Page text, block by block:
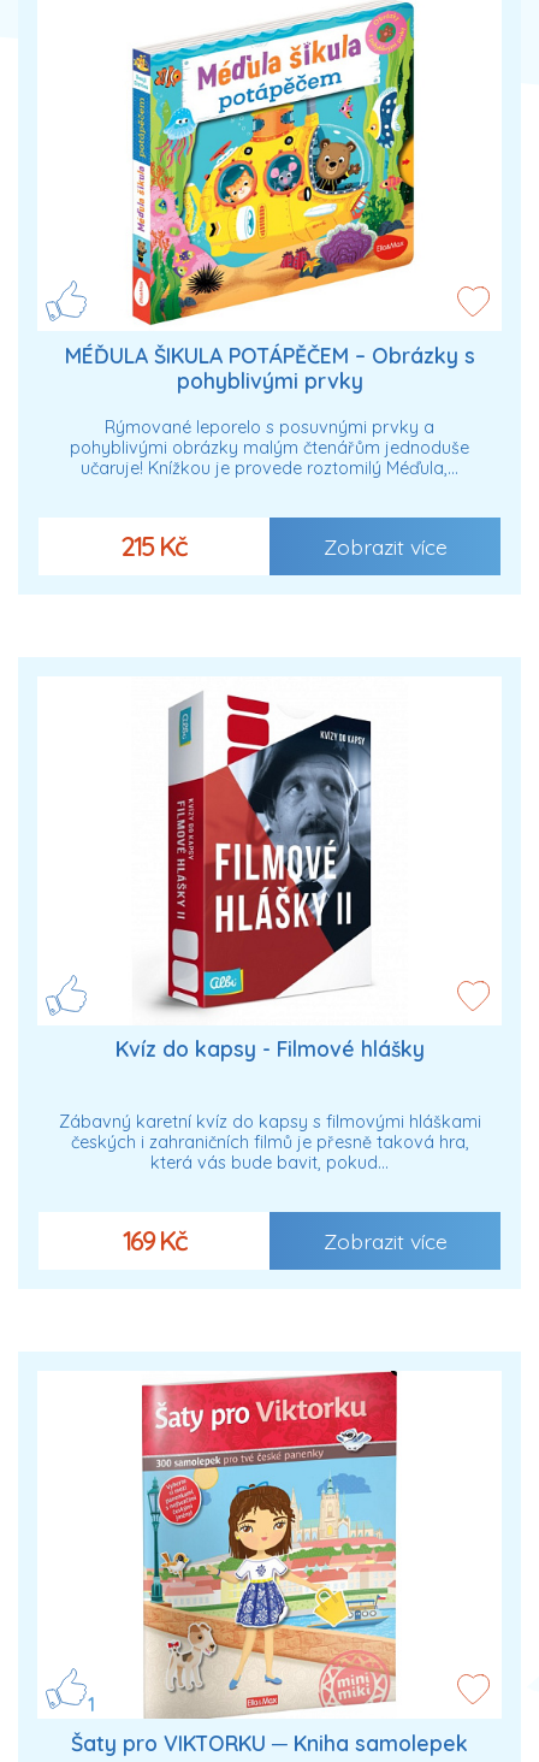
MÉĎULA ŠIKULA POTÁPĚČEM – Obrázky s
pohyblivými prvky
Rýmované leporelo s posuvnými prvky a
pohyblivými obrázky malým čtenářům jednoduše
učaruje! Knížkou je provede roztomilý Méďula,…
215 Kč Zobrazit více
Kvíz do kapsy - Filmové hlášky
Zábavný karetní kvíz do kapsy s filmovými hláškami
českých i zahraničních filmů je přesně taková hra,
která vás bude bavit, pokud…
169 Kč Zobrazit více
1
Šaty pro VIKTORKU ─ Kniha samolepek